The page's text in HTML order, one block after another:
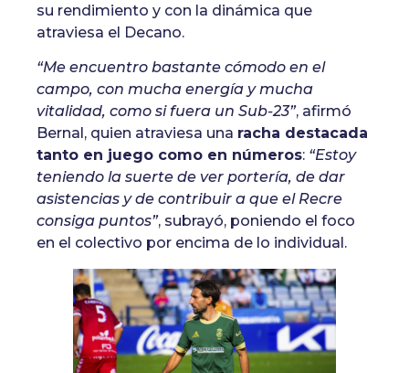
su rendimiento y con la dinámica que
atraviesa el Decano.
“Me encuentro bastante cómodo en el
campo, con mucha energía y mucha
vitalidad, como si fuera un Sub-23”, afirmó
Bernal, quien atraviesa una racha destacada
tanto en juego como en números: “Estoy
teniendo la suerte de ver portería, de dar
asistencias y de contribuir a que el Recre
consiga puntos”, subrayó, poniendo el foco
en el colectivo por encima de lo individual.